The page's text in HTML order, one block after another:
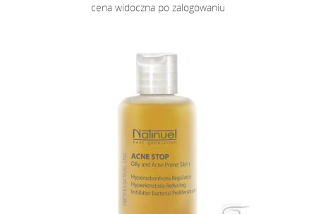
cena widoczna po zalogowaniu